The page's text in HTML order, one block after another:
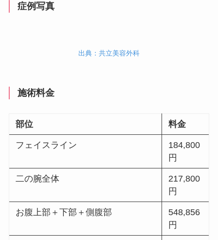
症例写真
出典：共立美容外科
施術料金
部位 料金
フェイスライン
184,800
円
二の腕全体
217,800
円
お腹上部＋下部＋側腹部
548,856
円